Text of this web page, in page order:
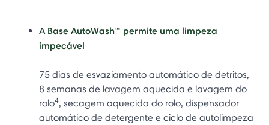
A Base AutoWash™ permite uma limpeza
impecável
75 dias de esvaziamento automático de detritos,
8 semanas de lavagem aquecida e lavagem do
rolo4, secagem aquecida do rolo, dispensador
automático de detergente e ciclo de autolimpeza